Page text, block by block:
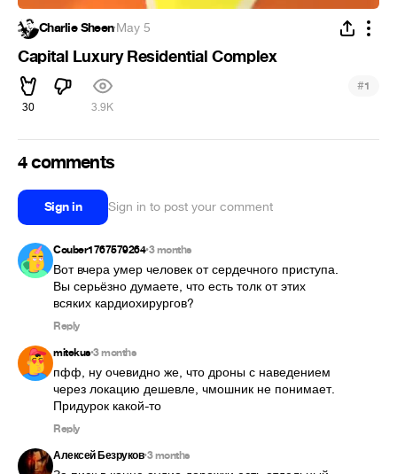
Charlie Sheen·May 5
Capital Luxury Residential Complex
30 3.9K
#1
4 comments
Sign in Sign in to post your comment
Couber1767579264•3 months
Вот вчера умер человек от сердечного приступа.
Вы серьёзно думаете, что есть толк от этих
всяких кардиохирургов?
Reply
mitekus•3 months
пфф, ну очевидно же, что дроны с наведением
через локацию дешевле, чмошник не понимает.
Придурок какой-то
Reply
Алексей Безруков•3 months